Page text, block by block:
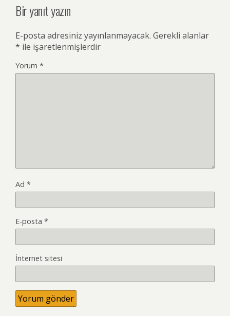
Bir yanıt yazın
E-posta adresiniz yayınlanmayacak. Gerekli alanlar
* ile işaretlenmişlerdir
Yorum *
Ad *
E-posta *
İnternet sitesi